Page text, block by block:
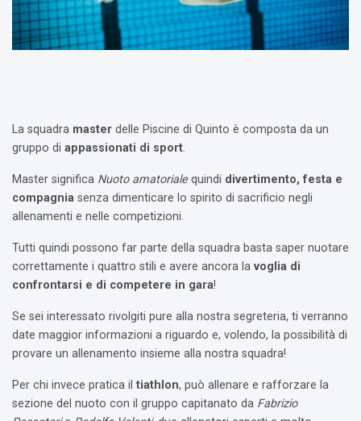
La squadra master delle Piscine di Quinto è composta da un
gruppo di appassionati di sport.
Master significa Nuoto amatorialequindi divertimento, festa e
compagnia senza dimenticare lo spirito di sacrificio negli
allenamenti e nelle competizioni.
Tutti quindi possono far parte della squadra basta saper nuotare
correttamente i quattro stili e avere ancora la voglia di
confrontarsi e di competere in gara!
Se sei interessato rivolgiti pure alla nostra segreteria, ti verranno
date maggior informazioni a riguardo e, volendo, la possibilità di
provare un allenamento insieme alla nostra squadra!
Per chi invece pratica il tiathlon, può allenare e rafforzare la
sezione del nuoto con il gruppo capitanato da Fabrizio